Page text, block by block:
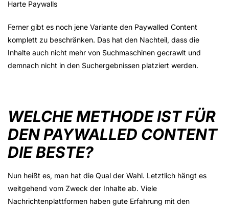
Harte Paywalls
Ferner gibt es noch jene Variante den Paywalled Content
komplett zu beschränken. Das hat den Nachteil, dass die
Inhalte auch nicht mehr von Suchmaschinen gecrawlt und
demnach nicht in den Suchergebnissen platziert werden.
WELCHE METHODE IST FÜR
DEN PAYWALLED CONTENT
DIE BESTE?
Nun heißt es, man hat die Qual der Wahl. Letztlich hängt es
weitgehend vom Zweck der Inhalte ab. Viele
Nachrichtenplattformen haben gute Erfahrung mit den